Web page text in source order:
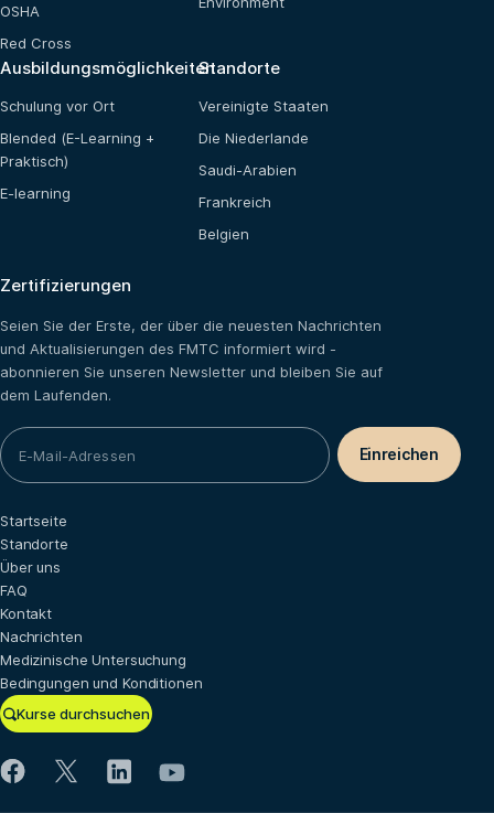
OSHA
Red Cross
Ausbildungsmöglichkeiten
Schulung vor Ort
Blended (E-Learning +
Praktisch)
E-learning
Standorte
Vereinigte Staaten
Die Niederlande
Saudi-Arabien
Frankreich
Belgien
Zertifizierungen
Seien Sie der Erste, der über die neuesten Nachrichten
und Aktualisierungen des FMTC informiert wird -
abonnieren Sie unseren Newsletter und bleiben Sie auf
dem Laufenden.
Kurse durchsuchen
Startseite
Standorte
Über uns
FAQ
Kontakt
Nachrichten
Medizinische Untersuchung
Bedingungen und Konditionen